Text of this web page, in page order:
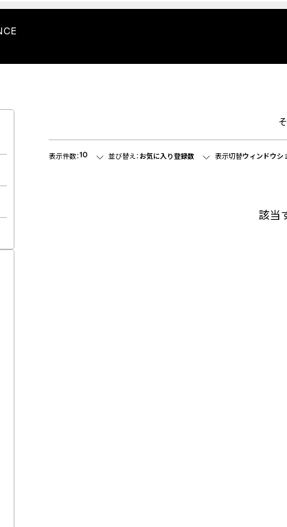
表示件数：10 並び替え： お気に入り登録数 表示切替ウィンドウシ
該当